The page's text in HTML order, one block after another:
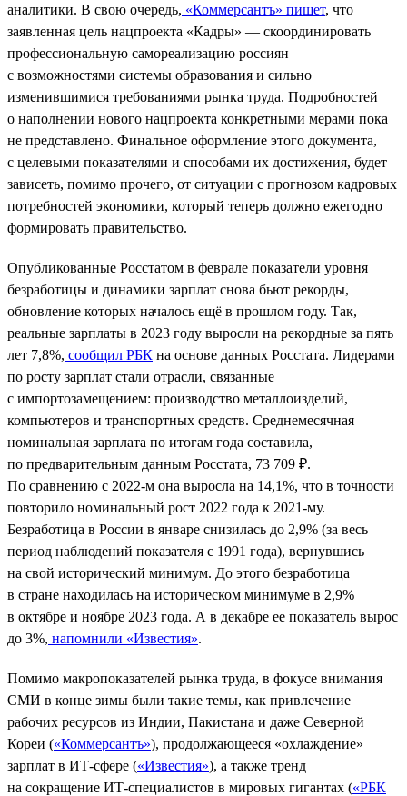
аналитики. В свою очередь, «Коммерсантъ» пишет, что
заявленная цель нацпроекта «Кадры» — скоординировать
профессиональную самореализацию россиян
с возможностями системы образования и сильно
изменившимися требованиями рынка труда. Подробностей
о наполнении нового нацпроекта конкретными мерами пока
не представлено. Финальное оформление этого документа,
с целевыми показателями и способами их достижения, будет
зависеть, помимо прочего, от ситуации с прогнозом кадровых
потребностей экономики, который теперь должно ежегодно
формировать правительство.
Опубликованные Росстатом в феврале показатели уровня
безработицы и динамики зарплат снова бьют рекорды,
обновление которых началось ещё в прошлом году. Так,
реальные зарплаты в 2023 году выросли на рекордные за пять
лет 7,8%, сообщил РБК на основе данных Росстата. Лидерами
по росту зарплат стали отрасли, связанные
с импортозамещением: производство металлоизделий,
компьютеров и транспортных средств. Среднемесячная
номинальная зарплата по итогам года составила,
по предварительным данным Росстата, 73 709 ₽.
По сравнению с 2022-м она выросла на 14,1%, что в точности
повторило номинальный рост 2022 года к 2021-му.
Безработица в России в январе снизилась до 2,9% (за весь
период наблюдений показателя с 1991 года), вернувшись
на свой исторический минимум. До этого безработица
в стране находилась на историческом минимуме в 2,9%
в октябре и ноябре 2023 года. А в декабре ее показатель вырос
до 3%, напомнили «Известия».
Помимо макропоказателей рынка труда, в фокусе внимания
СМИ в конце зимы были такие темы, как привлечение
рабочих ресурсов из Индии, Пакистана и даже Северной
Кореи («Коммерсантъ»), продолжающееся «охлаждение»
зарплат в ИТ-сфере («Известия»), а также тренд
на сокращение ИТ-специалистов в мировых гигантах («РБК